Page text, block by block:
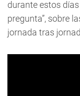
durante estos días
pregunta”, sobre
jornada tras